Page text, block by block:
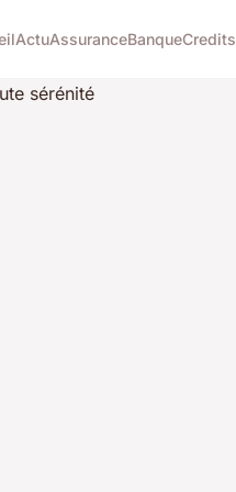
ActuAssuranceBanqueCredits